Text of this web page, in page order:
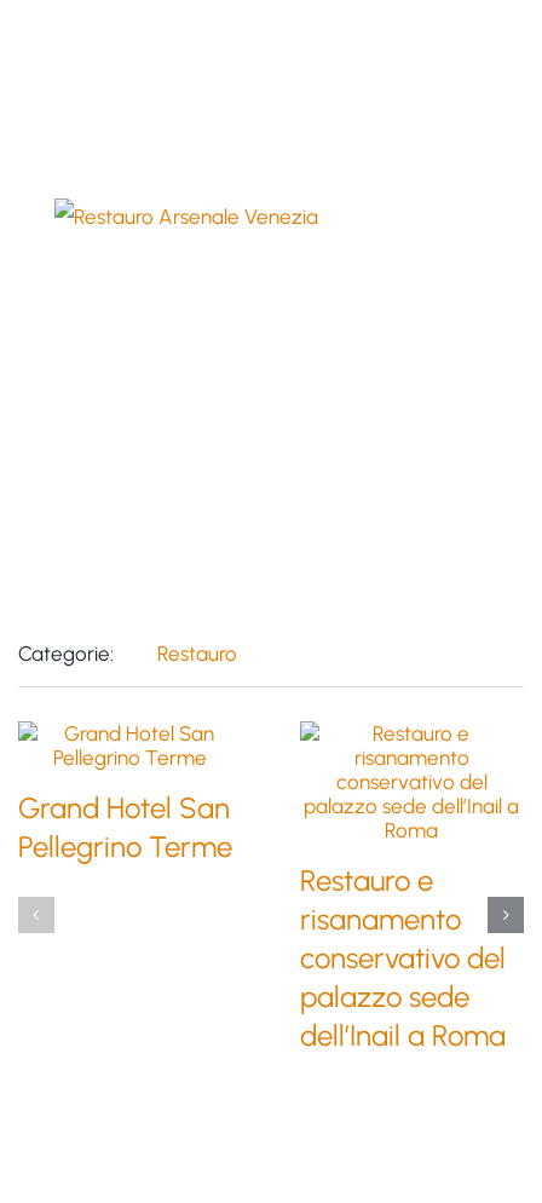
Categorie: Restauro
Grand Hotel San
Pellegrino Terme
Restauro e
risanamento
conservativo del
palazzo sede
dell’Inail a Roma